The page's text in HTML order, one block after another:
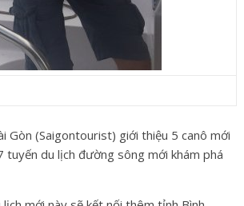
Gòn (Saigontourist) giới thiệu 5 canô mới
du lịch đường sông mới khám phá